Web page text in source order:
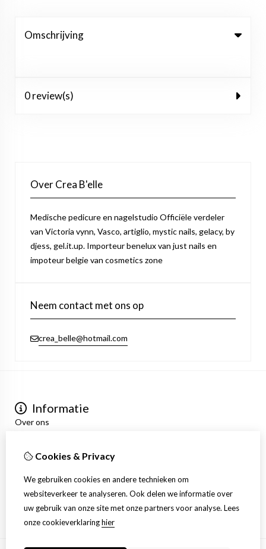
Omschrijving
0 review(s)
Over Crea B'elle
Medische pedicure en nagelstudio Officiële verdeler
van Victoria vynn, Vasco, artiglio, mystic nails, gelacy, by
djess, gel.it.up. Importeur benelux van just nails en
impoteur belgie van cosmetics zone
Neem contact met ons op
crea_belle@hotmail.com
Informatie
Over ons
Algemene voorwaarden
Mijn account
Inloggen
Bestelhistorie
Verlanglijst
Nieuwsbrief
Cookies & Privacy
We gebruiken cookies en andere technieken om
websiteverkeer te analyseren. Ook delen we informatie over
uw gebruik van onze site met onze partners voor analyse. Lees
onze cookieverklaringhier